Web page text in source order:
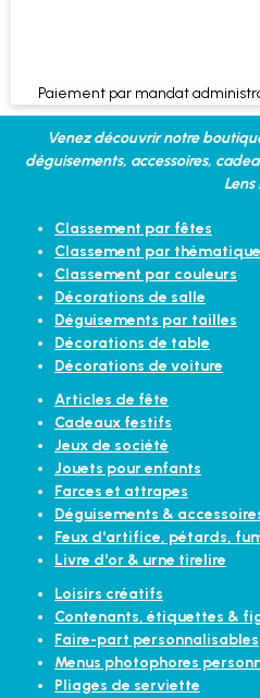
Paiement par mandat
Venez découvrir notre
déguisements, accessoires,
Lens
Classement par fêtes
Classement par
Classement par couleurs
Décorations de salle
Déguisements par tailles
Décorations de table
Décorations de voiture
Articles de fête
Cadeaux festifs
Jeux de société
Jouets pour enfants
Farces et attrapes
Déguisements &
Feux d'artifice, pétards,
Livre d'or & urne tirelire
Loisirs créatifs
Contenants, étiquettes &
Faire-part personnalisables
Menus photophores
Pliages de serviette